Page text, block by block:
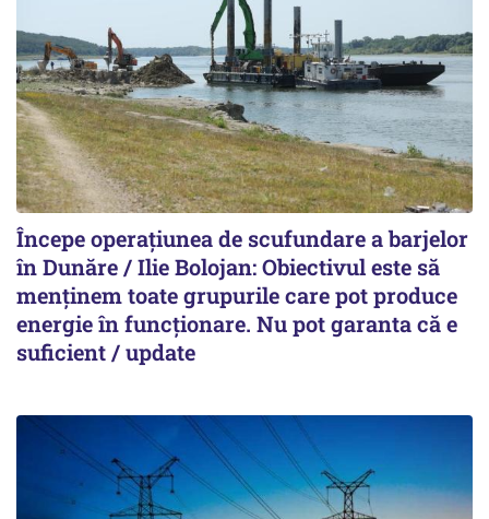
Începe operațiunea de scufundare a barjelor
în Dunăre / Ilie Bolojan: Obiectivul este să
menținem toate grupurile care pot produce
energie în funcționare. Nu pot garanta că e
suficient / update